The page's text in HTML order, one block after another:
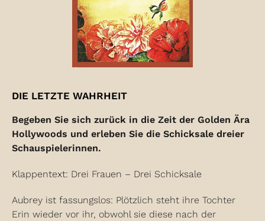
DIE LETZTE WAHRHEIT
Begeben Sie sich zurück in die Zeit der Golden Ära
Hollywoods und erleben Sie die Schicksale dreier
Schauspielerinnen.
Klappentext: Drei Frauen – Drei Schicksale
Aubrey ist fassungslos: Plötzlich steht ihre Tochter
Erin wieder vor ihr, obwohl sie diese nach der